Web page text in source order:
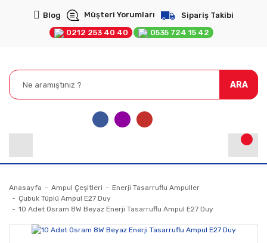
Blog Müşteri Yorumları
Sipariş Takibi
0212 253 40 40
0535 724 15 42
ARA
Anasayfa Ampul Çeşitleri
Enerji Tasarruflu Ampuller
Çubuk Tüplü Ampul E27 Duy
10 Adet Osram 8W Beyaz Enerji Tasarruflu Ampul E27 Duy